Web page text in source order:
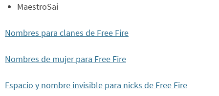
MaestroSai
Nombres para clanes de Free Fire
Nombres de mujer para Free Fire
Espacio y nombre invisible para nicks de Free Fire